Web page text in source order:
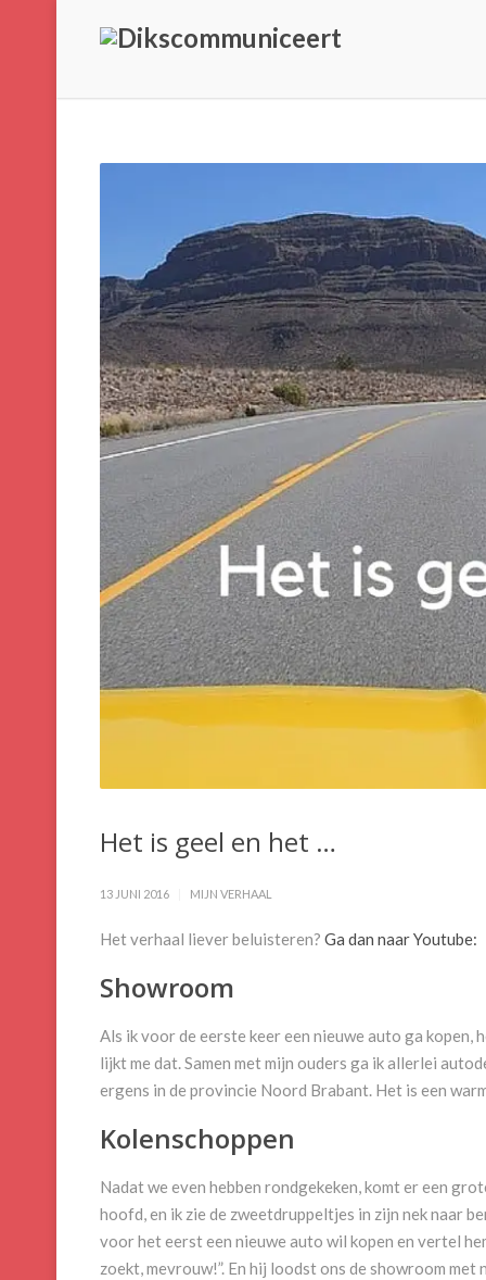
Het is geel en het …
13 JUNI 2016 MIJN VERHAAL
Het verhaal liever beluisteren? Ga dan naar Youtube:
Showroom
Als ik voor de eerste keer een nieuwe auto ga kopen,
lijkt me dat. Samen met mijn ouders ga ik allerlei
ergens in de provincie Noord Brabant. Het is een
Kolenschoppen
Nadat we even hebben rondgekeken, komt er een
hoofd, en ik zie de zweetdruppeltjes in zijn nek naar
voor het eerst een nieuwe auto wil kopen en vertel
zoekt, mevrouw!”. En hij loodst ons de showroom